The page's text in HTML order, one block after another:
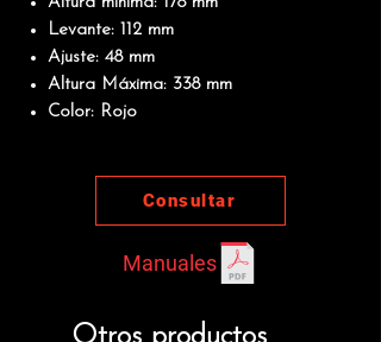
Levante: 112 mm
Ajuste: 48 mm
Altura Máxima: 338 mm
Color: Rojo
Consultar
Manuales